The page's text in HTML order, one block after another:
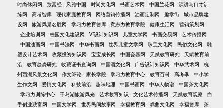
时尚休闲网 致富经 风雅中国 时尚文化网 书画艺术网 中国兰花网
演讲与口才训
练网
高考智库 现代家庭教育网 网络营销传播网 油画定制网 趣学街
城市品牌建
设网
旅游风景名胜网 学习力教育智库 意志力教育学院 健康生活网
营销策划网
企业培训网
校园文化建设网 VI设计知识网 儿童文学网 书画交易网
艺术传播网
中国油画网
中国书法网 中华书画网 世界儿童文学网 珠宝文化网 民俗文化网
雕
塑设计艺术网
收藏投资知识网 宝宝成长网 中国瓷器网 天赋教育研究
天赋教育前
沿
教育趋势研究 收藏证书查询网 中国酒文化网 广告设计知识网 中华武术网
杭
州西湖风景文化网
作文评论 家长学院 学习力教育中心 教育百科 高考季
中小学
生作文网
爱情文化网 科技前沿 趣味地理 中国书画网 中华人物谱
中国茶文化网
学习力训练中心
千岛湖旅游风光 艺术教育知识 文化艺术传播网 天赋教育观察
白
手创业致富网
中国文学网 世界民间故事网 幸福教育网 戏曲文化网 幸福智库 茶